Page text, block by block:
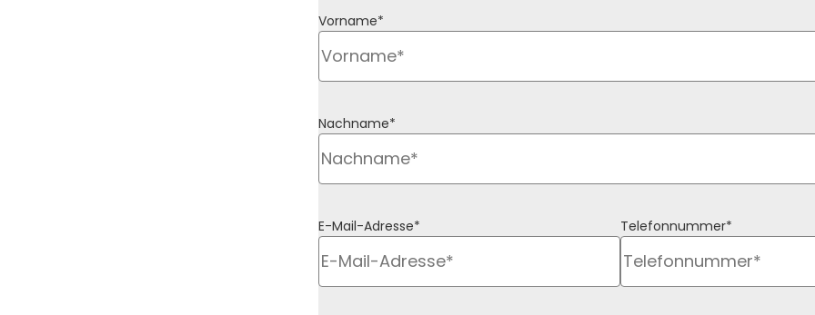
Vorname*
Nachname*
E-Mail-Adresse* Telefonnummer*